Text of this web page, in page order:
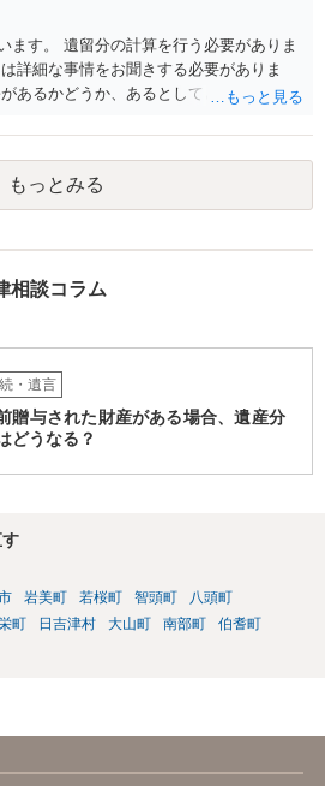
ます。 遺留分の計算を行う必要がありま
詳細な事情をお聞きする必要がありま
あるかどうか、あるとしてどの程度の金
す。
もっとみる
相談コラム
・遺言
贈与された財産がある場合、遺産分
どうなる？
岩美町 若桜町 智頭町
八頭町
町 日吉津村 大山町 南部町
伯耆町